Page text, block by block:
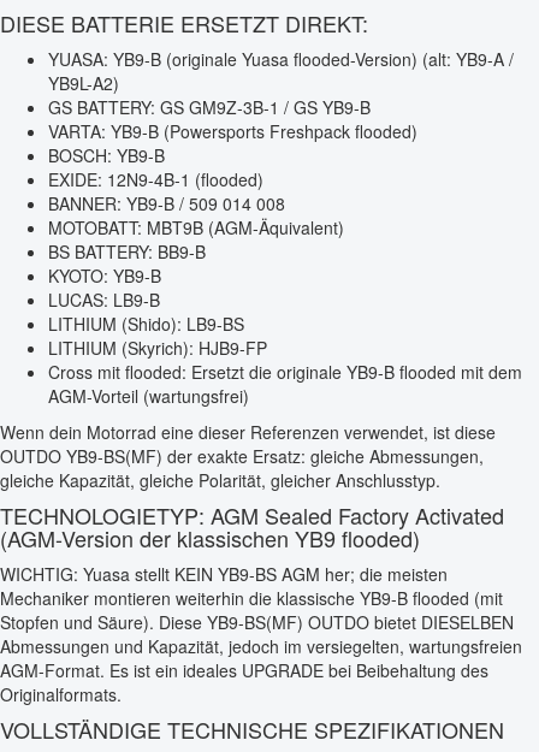
DIESE BATTERIE ERSETZT DIREKT:
YUASA: YB9-B (originale Yuasa flooded-Version) (alt: YB9-A /
YB9L-A2)
GS BATTERY: GS GM9Z-3B-1 / GS YB9-B
VARTA: YB9-B (Powersports Freshpack flooded)
BOSCH: YB9-B
EXIDE: 12N9-4B-1 (flooded)
BANNER: YB9-B / 509 014 008
MOTOBATT: MBT9B (AGM-Äquivalent)
BS BATTERY: BB9-B
KYOTO: YB9-B
LUCAS: LB9-B
LITHIUM (Shido): LB9-BS
LITHIUM (Skyrich): HJB9-FP
Cross mit flooded: Ersetzt die originale YB9-B flooded mit dem
AGM-Vorteil (wartungsfrei)
Wenn dein Motorrad eine dieser Referenzen verwendet, ist diese
OUTDO YB9-BS(MF) der exakte Ersatz: gleiche Abmessungen,
gleiche Kapazität, gleiche Polarität, gleicher Anschlusstyp.
TECHNOLOGIETYP: AGM Sealed Factory Activated
(AGM-Version der klassischen YB9 flooded)
WICHTIG: Yuasa stellt KEIN YB9-BS AGM her; die meisten
Mechaniker montieren weiterhin die klassische YB9-B flooded (mit
Stopfen und Säure). Diese YB9-BS(MF) OUTDO bietet DIESELBEN
Abmessungen und Kapazität, jedoch im versiegelten, wartungsfreien
AGM-Format. Es ist ein ideales UPGRADE bei Beibehaltung des
Originalformats.
VOLLSTÄNDIGE TECHNISCHE SPEZIFIKATIONEN